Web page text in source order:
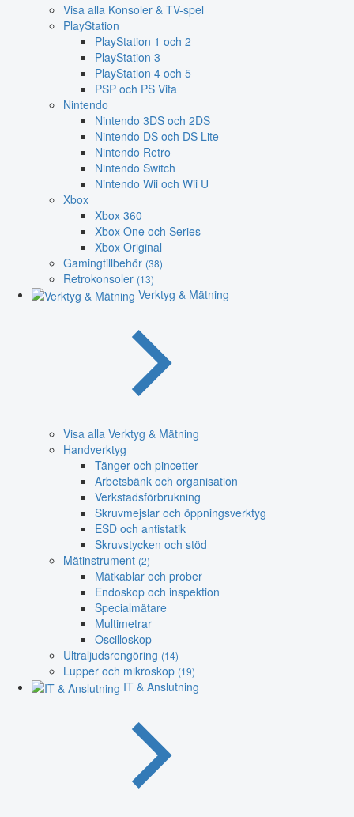
Visa alla Konsoler & TV-spel
PlayStation
PlayStation 1 och 2
PlayStation 3
PlayStation 4 och 5
PSP och PS Vita
Nintendo
Nintendo 3DS och 2DS
Nintendo DS och DS Lite
Nintendo Retro
Nintendo Switch
Nintendo Wii och Wii U
Xbox
Xbox 360
Xbox One och Series
Xbox Original
Gamingtillbehör (38)
Retrokonsoler (13)
Verktyg & Mätning
Visa alla Verktyg & Mätning
Handverktyg
Tänger och pincetter
Arbetsbänk och organisation
Verkstadsförbrukning
Skruvmejslar och öppningsverktyg
ESD och antistatik
Skruvstycken och stöd
Mätinstrument (2)
Mätkablar och prober
Endoskop och inspektion
Specialmätare
Multimetrar
Oscilloskop
Ultraljudsrengöring (14)
Lupper och mikroskop (19)
IT & Anslutning